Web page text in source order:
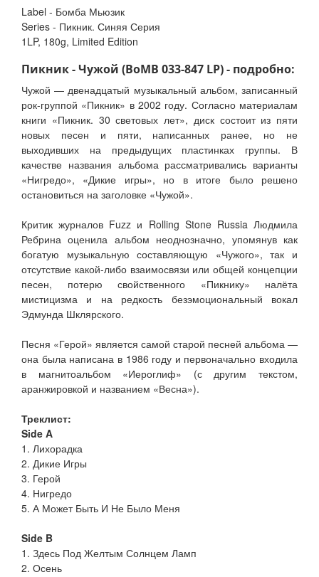
Label - Бомба Мьюзик
Series - Пикник. Синяя Серия
1LP, 180g, Limited Edition
Пикник - Чужой (BoMB 033-847 LP) - подробно:
Чужой — двенадцатый музыкальный альбом, записанный
рок-группой «Пикник» в 2002 году. Согласно материалам
книги «Пикник. 30 световых лет», диск состоит из пяти
новых песен и пяти, написанных ранее, но не
выходивших на предыдущих пластинках группы. В
качестве названия альбома рассматривались варианты
«Нигредо», «Дикие игры», но в итоге было решено
остановиться на заголовке «Чужой».
Критик журналов Fuzz и Rolling Stone Russia Людмила
Ребрина оценила альбом неоднозначно, упомянув как
богатую музыкальную составляющую «Чужого», так и
отсутствие какой-либо взаимосвязи или общей концепции
песен, потерю свойственного «Пикнику» налёта
мистицизма и на редкость безэмоциональный вокал
Эдмунда Шклярского.
Песня «Герой» является самой старой песней альбома —
она была написана в 1986 году и первоначально входила
в магнитоальбом «Иероглиф» (с другим текстом,
аранжировкой и названием «Весна»).
Треклист:
Side A
1. Лихорадка
2. Дикие Игры
3. Герой
4. Нигредо
5. А Может Быть И Не Было Меня
Side B
1. Здесь Под Желтым Солнцем Ламп
2. Осень